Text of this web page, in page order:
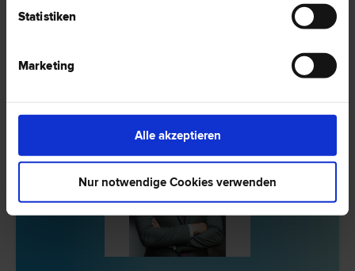
Statistiken
Marketing
Alle akzeptieren
Nur notwendige Cookies verwenden